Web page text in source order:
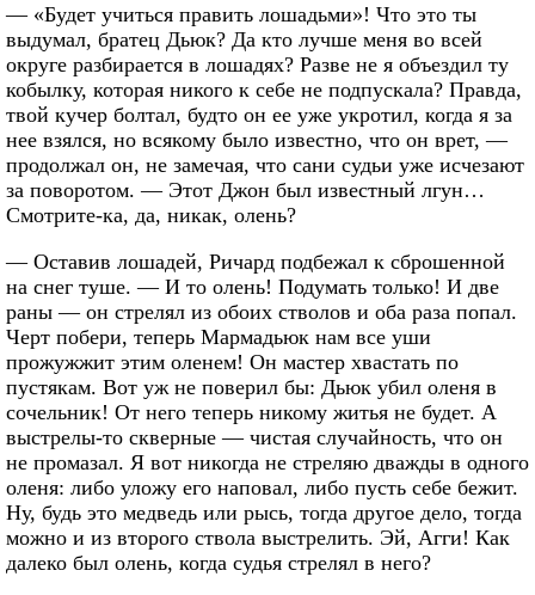
— «Будет учиться править лошадьми»! Что это ты
выдумал, братец Дьюк? Да кто лучше меня во всей
округе разбирается в лошадях? Разве не я объездил ту
кобылку, которая никого к себе не подпускала? Правда,
твой кучер болтал, будто он ее уже укротил, когда я за
нее взялся, но всякому было известно, что он врет, —
продолжал он, не замечая, что сани судьи уже исчезают
за поворотом. — Этот Джон был известный лгун…
Смотрите-ка, да, никак, олень?
— Оставив лошадей, Ричард подбежал к сброшенной
на снег туше. — И то олень! Подумать только! И две
раны — он стрелял из обоих стволов и оба раза попал.
Черт побери, теперь Мармадьюк нам все уши
прожужжит этим оленем! Он мастер хвастать по
пустякам. Вот уж не поверил бы: Дьюк убил оленя в
сочельник! От него теперь никому житья не будет. А
выстрелы-то скверные — чистая случайность, что он
не промазал. Я вот никогда не стреляю дважды в одного
оленя: либо уложу его наповал, либо пусть себе бежит.
Ну, будь это медведь или рысь, тогда другое дело, тогда
можно и из второго ствола выстрелить. Эй, Агги! Как
далеко был олень, когда судья стрелял в него?